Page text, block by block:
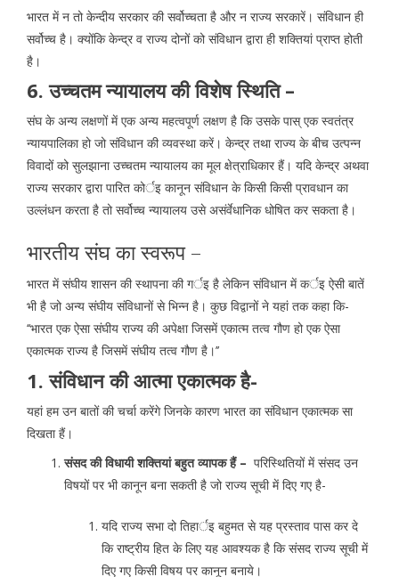
भारत में न तो केन्दीय सरकार की सर्वोच्चता है और न राज्य सरकारें। संविधान ही
सर्वोच्च है। क्योंकि केन्द्र व राज्य दोनों को संविधान द्वारा ही शक्तियां प्राप्त होती
है।
6. उच्चतम न्यायालय की विशेष स्थिति –
संघ के अन्य लक्षणों में एक अन्य महत्वपूर्ण लक्षण है कि उसके पास् एक स्वतंत्र
न्यायपालिका हो जो संविधान की व्यवस्था करें। केन्द्र तथा राज्य के बीच उत्पन्न
विवादों को सुलझाना उच्चतम न्यायालय का मूल क्षेत्राधिकार हैं। यदि केन्द्र अथवा
राज्य सरकार द्वारा पारित कोर्इ कानून संविधान के किसी किसी प्रावधान का
उल्लंधन करता है तो सर्वोच्च न्यायालय उसे असंर्वेधानिक धोषित कर सकता है।
भारतीय संघ का स्वरूप –
भारत में संघीय शासन की स्थापना की गर्इ है लेकिन संविधान में कर्इ ऐसी बातें
भी है जो अन्य संघीय संविधानों से भिन्न है। कुछ विद्वानों ने यहां तक कहा कि-
‘‘भारत एक ऐसा संघीय राज्य की अपेक्षा जिसमें एकात्म तत्व गौण हो एक ऐसा
एकात्मक राज्य है जिसमें संघीय तत्व गौण है।’’
1. संविधान की आत्मा एकात्मक है-
यहां हम उन बातों की चर्चा करेंगे जिनके कारण भारत का संविधान एकात्मक सा
दिखता हैं।
संसद की विधायी शक्तियां बहुत व्यापक हैं – परिस्थितियों में संसद उन
विषयों पर भी कानून बना सकती है जो राज्य सूची में दिए गए है-
यदि राज्य सभा दो तिहार्इ बहुमत से यह प्रस्ताव पास कर दे
कि राष्ट्रीय हित के लिए यह आवश्यक है कि संसद राज्य सूची में
दिए गए किसी विषय पर कानून बनाये।